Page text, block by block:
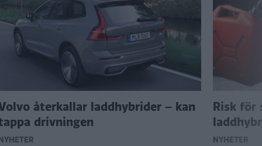
återkallar laddhybrider – kan
drivningen
Risk för
NYHETER